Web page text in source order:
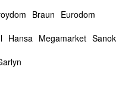
Braun Eurodom
Hansa Megamarket Sanok